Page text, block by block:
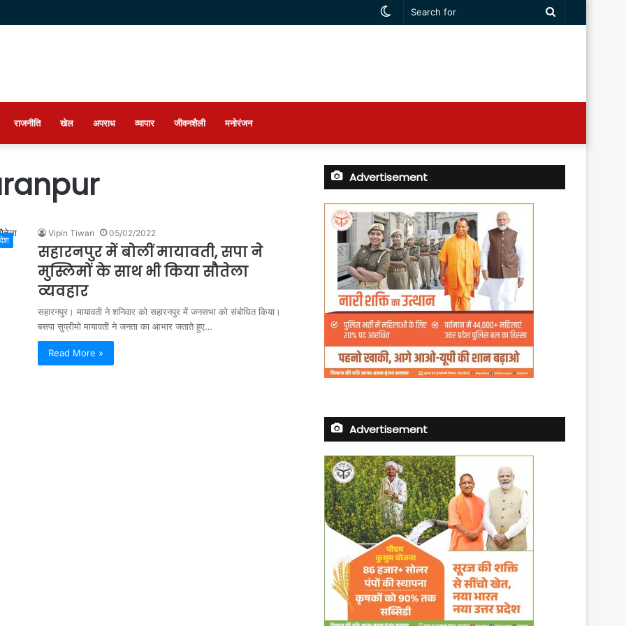
Search
Switch
राजनीति खेल अपराध व्यापार जीवनशैली मनोरंजन
Vipin Tiwari 05/02/2022
सहारनपुर में बोलीं मायावती, सपा ने
मुस्लिमों के साथ भी किया सौतेला
व्‍यवहार
सहारनपुर। मायावती ने शनिवार को सहारनपुर में जनसभा को संबोधित किया।
बसपा सुप्रीमो मायावती ने जनता का आभार जताते हुए…
Read More »
Advertisement
Advertisement